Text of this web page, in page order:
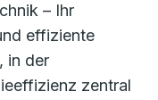
– Ihr
effiziente
in der
zentral